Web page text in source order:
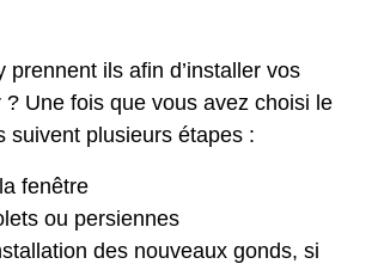
prennent ils afin d’installer vos
Une fois que vous avez choisi le
suivent plusieurs étapes :
fenêtre
ou persiennes
des nouveaux gonds, si